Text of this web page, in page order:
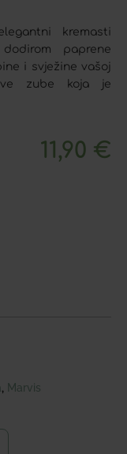
kremasti
paprene
i svježine vašoj
zube koja je
11,90 €
Marvis